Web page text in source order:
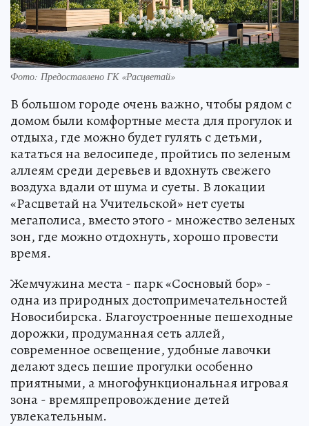
Фото: Предоставлено ГК «Расцветай»
В большом городе очень важно, чтобы рядом с
домом были комфортные места для прогулок и
отдыха, где можно будет гулять с детьми,
кататься на велосипеде, пройтись по зеленым
аллеям среди деревьев и вдохнуть свежего
воздуха вдали от шума и суеты. В локации
«Расцветай на Учительской» нет суеты
мегаполиса, вместо этого - множество зеленых
зон, где можно отдохнуть, хорошо провести
время.
Жемчужина места - парк «Сосновый бор» -
одна из природных достопримечательностей
Новосибирска. Благоустроенные пешеходные
дорожки, продуманная сеть аллей,
современное освещение, удобные лавочки
делают здесь пешие прогулки особенно
приятными, а многофункциональная игровая
зона - времяпрепровождение детей
увлекательным.